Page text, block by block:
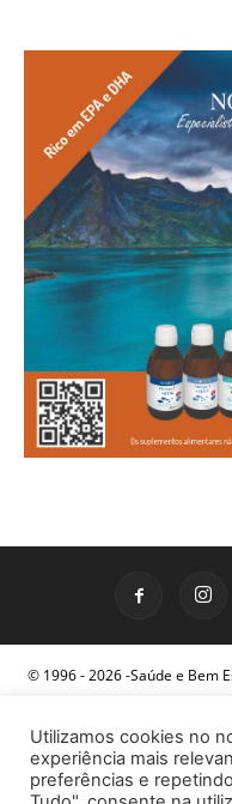
© 1996 - 2026 -Saúde e Bem
Utilizamos cookies no
experiência mais
preferências e